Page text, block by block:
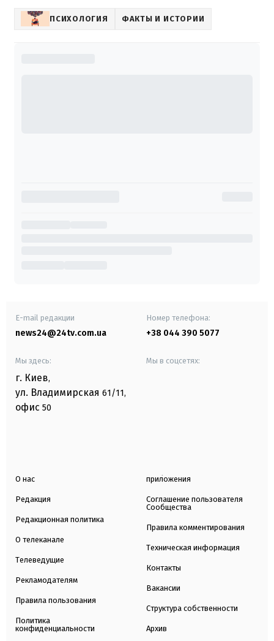
ПСИХОЛОГИЯ ФАКТЫ И ИСТОРИИ
E-mail редакции
news24@24tv.com.ua
Номер телефона:
+38 044 390 5077
Мы здесь:
г. Киев,
ул. Владимирская 61/11,
офис 50
Мы в соцсетях:
О нас
Редакция
Редакционная политика
О телеканале
Телеведущие
Рекламодателям
Правила пользования
Политика
конфиденциальности
приложения
Соглашение пользователя
Сообщества
Правила комментирования
Техническая информация
Контакты
Вакансии
Структура собственности
Архив